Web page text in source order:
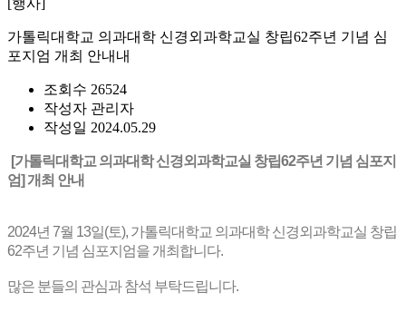
가톨릭대학교 의과대학 신경외과학교실 창립62주년 기념 심
포지엄 개최 안내내
조회수 26524
작성자 관리자
작성일 2024.05.29
[가톨릭대학교 의과대학 신경외과학교실 창립62주년 기념 심포지
엄] 개최 안내
2024년 7월 13일(토), 가톨릭대학교 의과대학 신경외과학교실 창립
62주년 기념 심포지엄을 개최합니다.
많은 분들의 관심과 참석 부탁드립니다.